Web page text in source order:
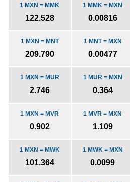
1 MMK = MXN
0.00816
1 MXN = MMK
122.528
1 MNT = MXN
0.00477
1 MXN = MNT
209.790
1 MUR = MXN
0.364
1 MXN = MUR
2.746
1 MVR = MXN
1.109
1 MXN = MVR
0.902
1 MWK = MXN
0.0099
1 MXN = MWK
101.364